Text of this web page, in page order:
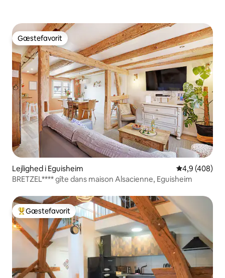
Gæstefavorit
Gæstefavorit
Lejlighed i Eguisheim 4,9 ud af 5 i
4,9 (408)
BRETZEL**** gîte dans maison Alsacienne, Eguisheim
Bedste gæstefavorit
Gæstefavorit